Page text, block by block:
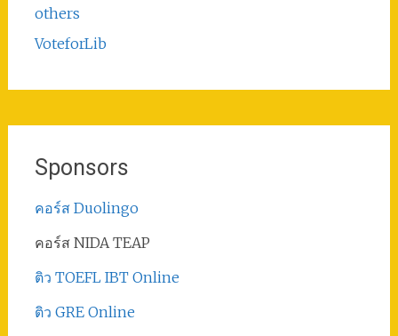
others
VoteforLib
Sponsors
คอร์ส Duolingo
คอร์ส NIDA TEAP
ติว TOEFL IBT Online
ติว GRE Online